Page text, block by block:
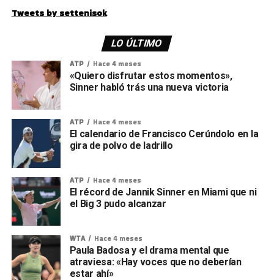
Tweets by settenisok
LO ÚLTIMO
ATP Hace 4 meses
«Quiero disfrutar estos momentos»,
Sinner habló trás una nueva victoria
ATP Hace 4 meses
El calendario de Francisco Cerúndolo en la
gira de polvo de ladrillo
ATP Hace 4 meses
El récord de Jannik Sinner en Miami que ni
el Big 3 pudo alcanzar
WTA Hace 4 meses
Paula Badosa y el drama mental que
atraviesa: «Hay voces que no deberían
estar ahí»